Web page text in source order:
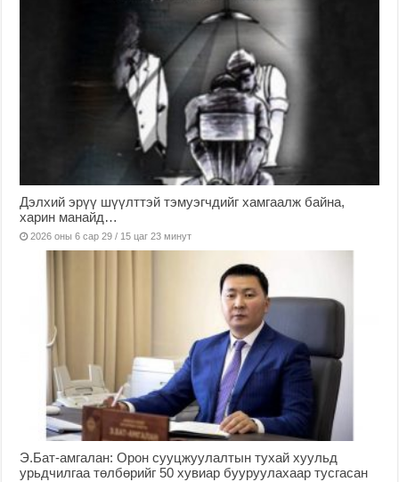
Дэлхий эрүү шүүлттэй тэмуэгчдийг хамгаалж байна,
харин манайд…
2026 оны 6 сар 29 / 15 цаг 23 минут
Э.Бат-амгалан: Орон сууцжуулалтын тухай хуульд
урьдчилгаа төлбөрийг 50 хувиар бууруулахаар тусгасан